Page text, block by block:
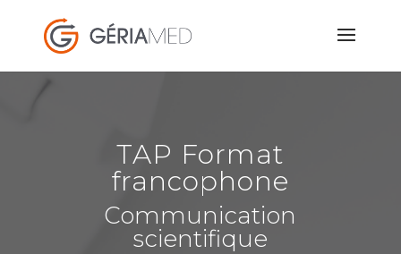
TAP Format
francophone
Communication
scientifique